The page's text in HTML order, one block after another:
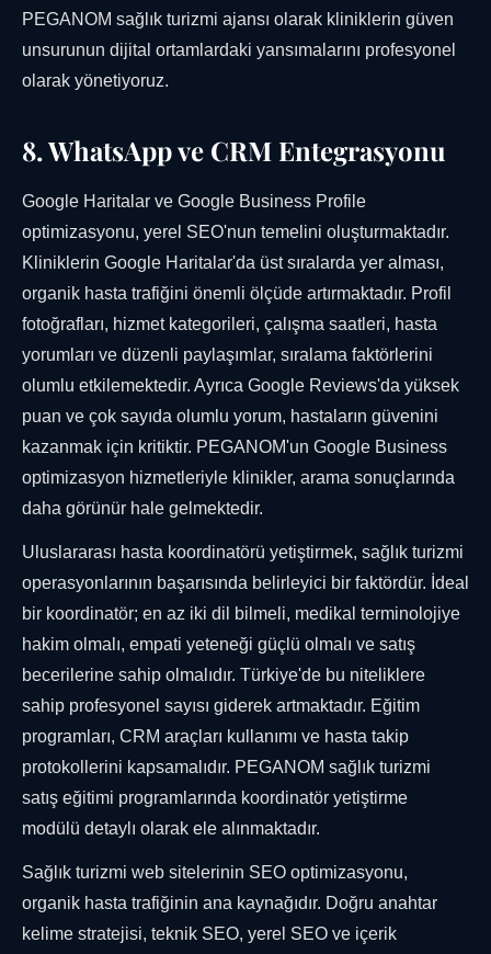
PEGANOM sağlık turizmi ajansı olarak kliniklerin güven
unsurunun dijital ortamlardaki yansımalarını profesyonel
olarak yönetiyoruz.
8. WhatsApp ve CRM Entegrasyonu
Google Haritalar ve Google Business Profile
optimizasyonu, yerel SEO'nun temelini oluşturmaktadır.
Kliniklerin Google Haritalar'da üst sıralarda yer alması,
organik hasta trafiğini önemli ölçüde artırmaktadır. Profil
fotoğrafları, hizmet kategorileri, çalışma saatleri, hasta
yorumları ve düzenli paylaşımlar, sıralama faktörlerini
olumlu etkilemektedir. Ayrıca Google Reviews'da yüksek
puan ve çok sayıda olumlu yorum, hastaların güvenini
kazanmak için kritiktir. PEGANOM'un Google Business
optimizasyon hizmetleriyle klinikler, arama sonuçlarında
daha görünür hale gelmektedir.
Uluslararası hasta koordinatörü yetiştirmek, sağlık turizmi
operasyonlarının başarısında belirleyici bir faktördür. İdeal
bir koordinatör; en az iki dil bilmeli, medikal terminolojiye
hakim olmalı, empati yeteneği güçlü olmalı ve satış
becerilerine sahip olmalıdır. Türkiye'de bu niteliklere
sahip profesyonel sayısı giderek artmaktadır. Eğitim
programları, CRM araçları kullanımı ve hasta takip
protokollerini kapsamalıdır. PEGANOM sağlık turizmi
satış eğitimi programlarında koordinatör yetiştirme
modülü detaylı olarak ele alınmaktadır.
Sağlık turizmi web sitelerinin SEO optimizasyonu,
organik hasta trafiğinin ana kaynağıdır. Doğru anahtar
kelime stratejisi, teknik SEO, yerel SEO ve içerik